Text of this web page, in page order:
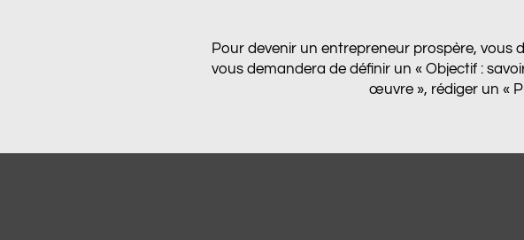
Pour devenir un entrepreneur prospère, vous
vous demandera de définir un « Objectif :
œuvre », rédiger un «